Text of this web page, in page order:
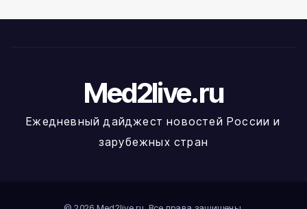
Med2live.ru
Ежедневный дайджест новостей России и
зарубежных стран